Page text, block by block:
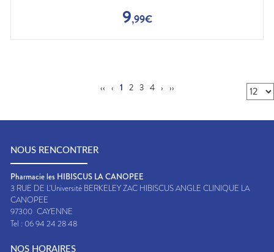
9,99€
‹‹ ‹ 1 2 3 4 › ››
NOUS RENCONTRER
Pharmacie les HIBISCUS LA CANOPEE
3 RUE DE L'Université BERKELEY ZAC HIBISCUS ANGLE CLINIQUE LA
CANOPEE
97300 CAYENNE
Tel : 06 94 24 28 48
NOS HORAIRES